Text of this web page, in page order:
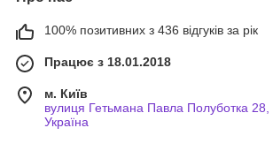
100% позитивних з 436 відгуків за рік
Працює з 18.01.2018
м. Київ
вулиця Гетьмана Павла Полуботка 28,
Україна